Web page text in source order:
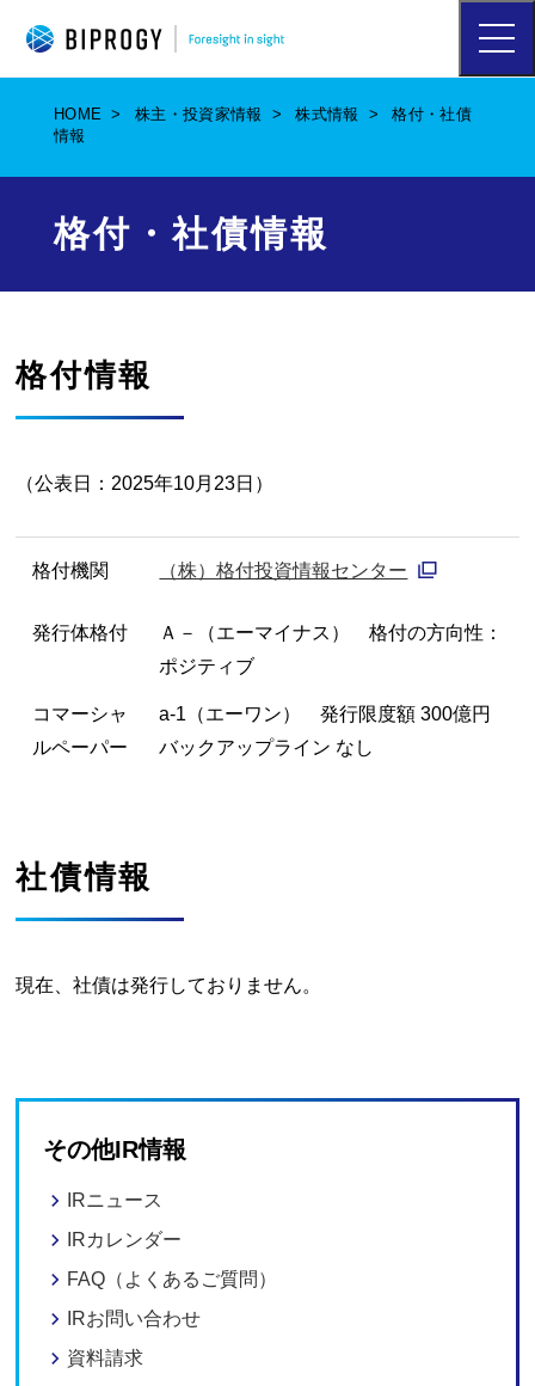
ハ
ン
メ
HOME 株主・投資家情報 株式情報
格付・社債
情報
格付・社債情報
格付情報
（公表日：2025年10月23日）
格付機関 （株）格付投資情報センター
発行体格付
Ａ－（エーマイナス） 格付の方向性：
ポジティブ
コマーシャ
ルペーパー
a-1（エーワン） 発行限度額 300億円
バックアップライン なし
社債情報
現在、社債は発行しておりません。
その他IR情報
IRニュース
IRカレンダー
FAQ（よくあるご質問）
IRお問い合わせ
資料請求